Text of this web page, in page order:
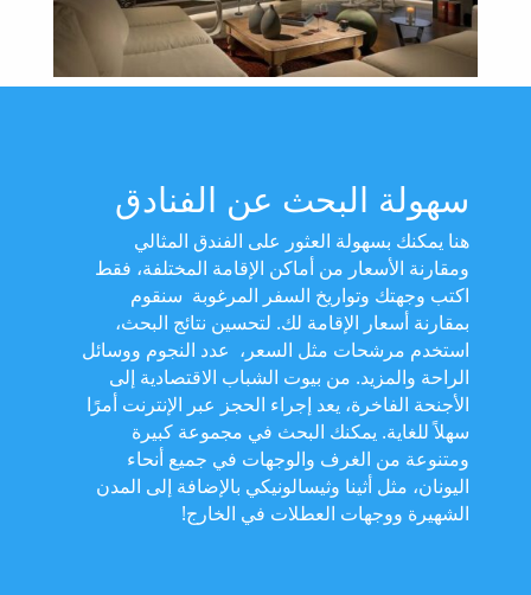
سهولة البحث عن الفنادق
هنا يمكنك بسهولة العثور على الفندق المثالي
ومقارنة الأسعار من أماكن الإقامة المختلفة، فقط
اكتب وجهتك وتواريخ السفر المرغوبة سنقوم
بمقارنة أسعار الإقامة لك. لتحسين نتائج البحث،
استخدم مرشحات مثل السعر، عدد النجوم ووسائل
الراحة والمزيد. من بيوت الشباب الاقتصادية إلى
الأجنحة الفاخرة، يعد إجراء الحجز عبر الإنترنت أمرًا
سهلاً للغاية. يمكنك البحث في مجموعة كبيرة
ومتنوعة من الغرف والوجهات في جميع أنحاء
اليونان، مثل أثينا وثيسالونيكي بالإضافة إلى المدن
الشهيرة ووجهات العطلات في الخارج!